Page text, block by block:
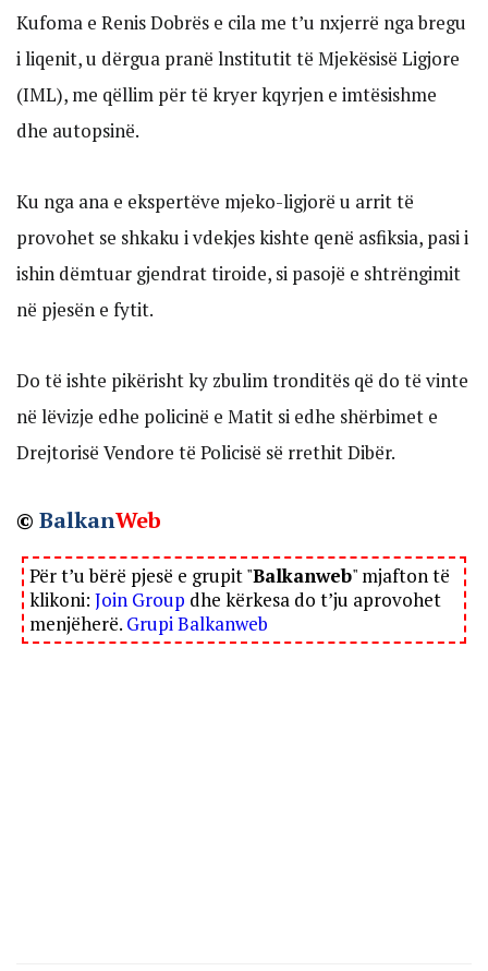
Kufoma e Renis Dobrës e cila me t’u nxjerrë nga bregu
i liqenit, u dërgua pranë lnstitutit të Mjekësisë Ligjore
(IML), me qëllim për të kryer kqyrjen e imtësishme
dhe autopsinë.
Ku nga ana e ekspertëve mjeko-ligjorë u arrit të
provohet se shkaku i vdekjes kishte qenë asfiksia, pasi i
ishin dëmtuar gjendrat tiroide, si pasojë e shtrëngimit
në pjesën e fytit.
Do të ishte pikërisht ky zbulim tronditës që do të vinte
në lëvizje edhe policinë e Matit si edhe shërbimet e
Drejtorisë Vendore të Policisë së rrethit Dibër.
© BalkanWeb
Për t’u bërë pjesë e grupit "Balkanweb" mjafton të
klikoni: Join Group dhe kërkesa do t’ju aprovohet
menjëherë. Grupi Balkanweb